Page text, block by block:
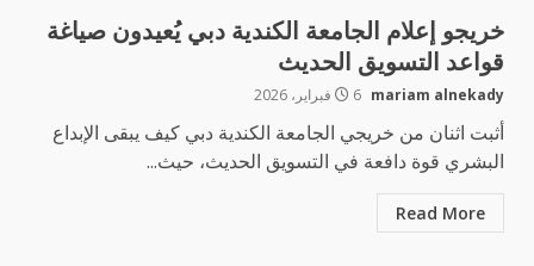
خريجو إعلام الجامعة الكندية دبي يُعيدون صياغة
قواعد التسويق الحديث
mariam alnekady 6 فبراير، 2026
أثبت اثنان من خريجي الجامعة الكندية دبي كيف يبقى الإبداع
البشري قوة دافعة في التسويق الحديث، حيث...
Read More